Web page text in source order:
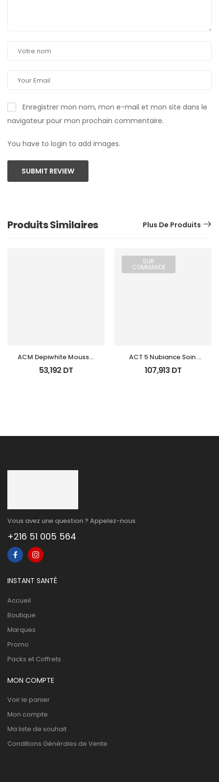
Enregistrer mon nom, mon e-mail et mon site dans le
navigateur pour mon prochain commentaire.
You have to login to add images.
SUBMIT REVIEW
Produits Similaires Plus De Produits
ACM Depiwhite Mousse
Nettoyante Eclairciss
200Ml
53,192 DT
SUR
COMMANDE
ACT 5 Nubiance Soin
Anti Imperfections 30Ml
107,913 DT
Vous avez une question ? Appelez-nous
+216 51 005 564
INSTANT SANTÉ
Accueil
Boutique
Marques
Promo
Packs et Coffrets
MON COMPTE
Voir le panier
Mon compte
Ma liste de souhait
Conditions Générales de Vente